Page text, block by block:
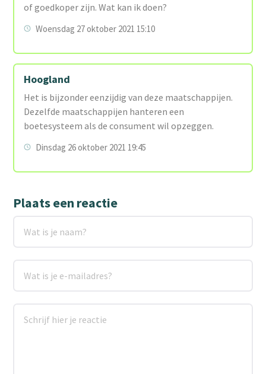
of goedkoper zijn. Wat kan ik doen?
Woensdag 27 oktober 2021 15:10
Hoogland
Het is bijzonder eenzijdig van deze maatschappijen.
Dezelfde maatschappijen hanteren een
boetesysteem als de consument wil opzeggen.
Dinsdag 26 oktober 2021 19:45
Plaats een reactie